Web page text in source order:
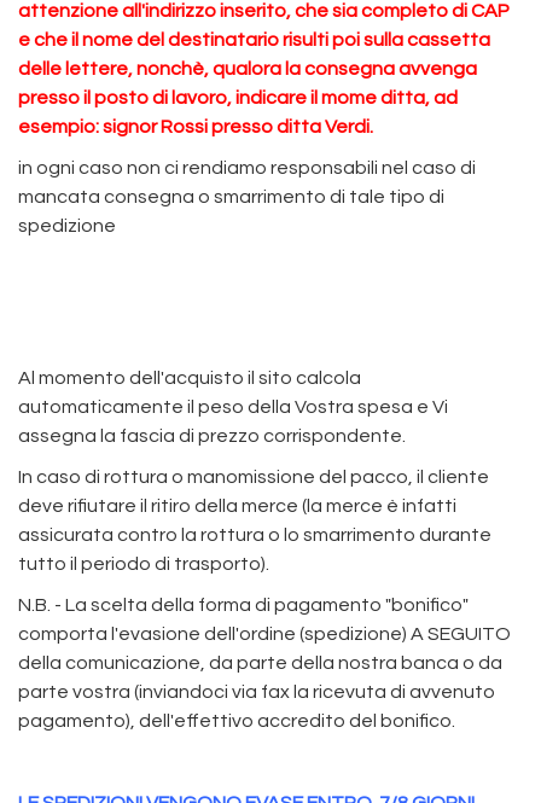
attenzione all'indirizzo inserito, che sia completo di CAP
e che il nome del destinatario risulti poi sulla cassetta
delle lettere, nonchè, qualora la consegna avvenga
presso il posto di lavoro, indicare il mome ditta, ad
esempio: signor Rossi presso ditta Verdi.
in ogni caso non ci rendiamo responsabili nel caso di
mancata consegna o smarrimento di tale tipo di
spedizione
Al momento dell'acquisto il sito calcola
automaticamente il peso della Vostra spesa e Vi
assegna la fascia di prezzo corrispondente.
In caso di rottura o manomissione del pacco, il cliente
deve rifiutare il ritiro della merce (la merce è infatti
assicurata contro la rottura o lo smarrimento durante
tutto il periodo di trasporto).
N.B. - La scelta della forma di pagamento "bonifico"
comporta l'evasione dell'ordine (spedizione) A SEGUITO
della comunicazione, da parte della nostra banca o da
parte vostra (inviandoci via fax la ricevuta di avvenuto
pagamento), dell'effettivo accredito del bonifico.